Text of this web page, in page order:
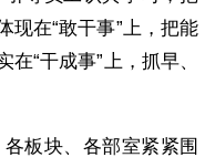
现在“敢干事”上，把能
“干成事”上，抓早、
板块、各部室紧紧围